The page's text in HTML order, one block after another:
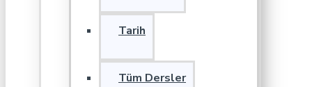
Tarih
Tüm Dersler